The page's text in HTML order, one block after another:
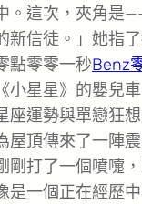
。這次，夾角是
新信徒。」她指
點零零一秒Benz
小星星》的嬰兒
座運勢與單戀狂
屋頂傳來了一陣
剛打了一個噴嚏
是一個正在經歷